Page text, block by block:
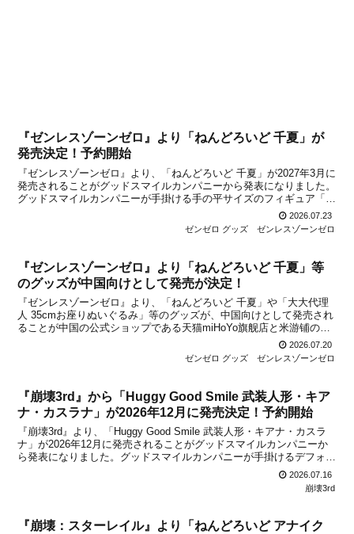
『ゼンレスゾーンゼロ』より「ねんどろいど 千夏」が
発売決定！予約開始
『ゼンレスゾーンゼロ』より、「ねんどろいど 千夏」が2027年3月に
発売されることがグッドスマイルカンパニーから発表になりました。
グッドスマイルカンパニーが手掛ける手の平サイズのフィギュア「ね
んどろいど」シリーズから、『ゼンレスゾーンゼロ』に登場する千夏
が「ねんどろいど」になって発売決定！中国に続き...
2026.07.23
ゼンゼロ グッズ
ゼンレスゾーンゼロ
『ゼンレスゾーンゼロ』より「ねんどろいど 千夏」等
のグッズが中国向けとして発売が決定！
『ゼンレスゾーンゼロ』より、「ねんどろいど 千夏」や「大大代理
人 35cmお座りぬいぐるみ」等のグッズが、中国向けとして発売され
ることが中国の公式ショップである天猫miHoYo旗舰店と米游铺の通
販サイトで発表になりました。いずれのアイテムも、中国公式ショッ
プの天猫miHoYo旗舰店と米游铺で2026...
2026.07.20
ゼンゼロ グッズ
ゼンレスゾーンゼロ
『崩壊3rd』から「Huggy Good Smile 武装人形・キア
ナ・カスラナ」が2026年12月に発売決定！予約開始
『崩壊3rd』より、「Huggy Good Smile 武装人形・キアナ・カスラ
ナ」が2026年12月に発売されることがグッドスマイルカンパニーか
ら発表になりました。グッドスマイルカンパニーが手掛けるデフォル
メフィギュアの新シリーズ「Huggy Good Smile」から、『武装人
2026.07.16
崩壊3rd
『崩壊：スターレイル』より「ねんどろいど アナイク